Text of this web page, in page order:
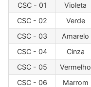
CSC - 01 Violeta
CSC - 02
Verde
CSC - 03
Amarelo
CSC - 04
Cinza
CSC - 05
Vermelho
CSC - 06
Marrom